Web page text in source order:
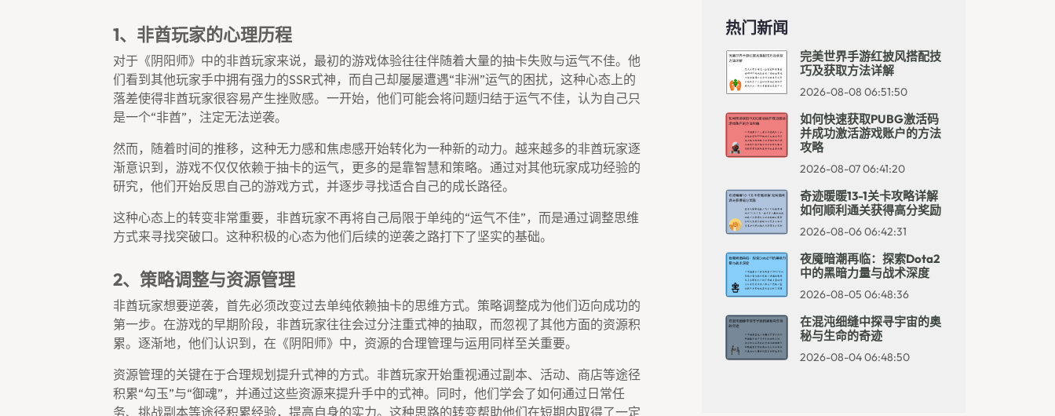
1、非酋玩家的心理历程
对于《阴阳师》中的非酋玩家来说，最初的游戏体验往往伴随着大量的抽卡失败与运气不佳。他
们看到其他玩家手中拥有强力的SSR式神，而自己却屡屡遭遇“非洲”运气的困扰，这种心态上的
落差使得非酋玩家很容易产生挫败感。一开始，他们可能会将问题归结于运气不佳，认为自己只
是一个“非酋”，注定无法逆袭。
然而，随着时间的推移，这种无力感和焦虑感开始转化为一种新的动力。越来越多的非酋玩家逐
渐意识到，游戏不仅仅依赖于抽卡的运气，更多的是靠智慧和策略。通过对其他玩家成功经验的
研究，他们开始反思自己的游戏方式，并逐步寻找适合自己的成长路径。
这种心态上的转变非常重要，非酋玩家不再将自己局限于单纯的“运气不佳”，而是通过调整思维
方式来寻找突破口。这种积极的心态为他们后续的逆袭之路打下了坚实的基础。
2、策略调整与资源管理
非酋玩家想要逆袭，首先必须改变过去单纯依赖抽卡的思维方式。策略调整成为他们迈向成功的
第一步。在游戏的早期阶段，非酋玩家往往会过分注重式神的抽取，而忽视了其他方面的资源积
累。逐渐地，他们认识到，在《阴阳师》中，资源的合理管理与运用同样至关重要。
资源管理的关键在于合理规划提升式神的方式。非酋玩家开始重视通过副本、活动、商店等途径
积累“勾玉”与“御魂”，并通过这些资源来提升手中的式神。同时，他们学会了如何通过日常任
务、挑战副本等途径积累经验，提高自身的实力。这种思路的转变帮助他们在短期内取得了一定
热门新闻
完美世界手游红披风搭配技
巧及获取方法详解
2026-08-08 06:51:50
如何快速获取PUBG激活码
并成功激活游戏账户的方法
攻略
2026-08-07 06:41:20
奇迹暖暖13-1关卡攻略详解
如何顺利通关获得高分奖励
2026-08-06 06:42:31
夜魇暗潮再临：探索Dota2
中的黑暗力量与战术深度
2026-08-05 06:48:36
在混沌细缝中探寻宇宙的奥
秘与生命的奇迹
2026-08-04 06:48:50